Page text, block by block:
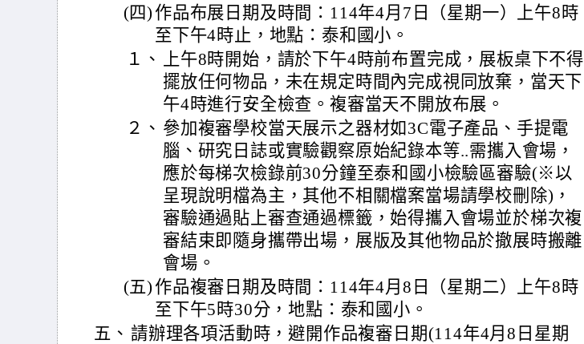
(四) 作品布展日期及時間：114年4月7日（星期一）上午8時
至下午4時止，地點：泰和國小。
１、
上午8時開始，請於下午4時前布置完成，展板桌下不得
擺放任何物品，未在規定時間內完成視同放棄，當天下
午4時進行安全檢查。複審當天不開放布展。
２、 參加複審學校當天展示之器材如3C電子產品、手提電
腦、研究日誌或實驗觀察原始紀錄本等..需攜入會場，
應於每梯次檢錄前30分鐘至泰和國小檢驗區審驗(※以
呈現說明檔為主，其他不相關檔案當場請學校刪除)，
審驗通過貼上審查通過標籤，始得攜入會場並於梯次複
審結束即隨身攜帶出場，展版及其他物品於撤展時搬離
會場。
(五) 作品複審日期及時間：114年4月8日（星期二）上午8時
至下午5時30分，地點：泰和國小。
五、 請辦理各項活動時，避開作品複審日期(114年4月8日星期